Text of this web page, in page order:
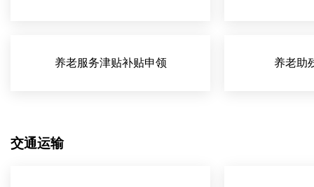
养老服务津贴补贴申领 养老助
交通运输